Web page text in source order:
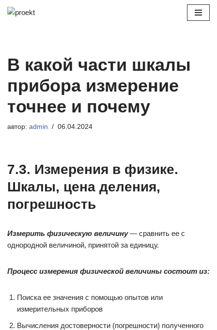
В какой части шкалы
прибора измерение
точнее и почему
автор: admin 06.04.2024
7.3. Измерения в физике.
Шкалы, цена деления,
погрешность
Измерить физическую величину— сравнить ее с
однородной величиной, принятой за единицу.
Процесс измерения физической величины состоит из:
Поиска ее значения с помощью опытов или
измерительных приборов
Вычисления достоверности (погрешности) полученного